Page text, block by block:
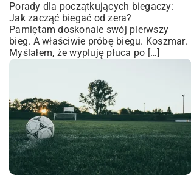
Porady dla początkujących biegaczy:
Jak zacząć biegać od zera?
Pamiętam doskonale swój pierwszy
bieg. A właściwie próbę biegu. Koszmar.
Myślałem, że wypluję płuca po […]